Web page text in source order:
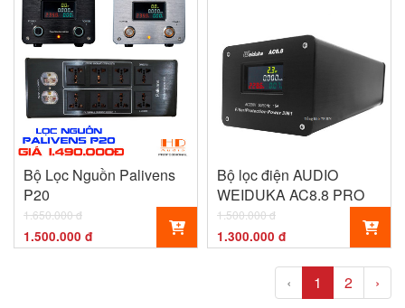
Bộ Lọc Nguồn Palivens
P20
1.650.000 đ
1.500.000 đ
Bộ lọc điện AUDIO
WEIDUKA AC8.8 PRO
1.500.000 đ
1.300.000 đ
‹ 1 2 ›